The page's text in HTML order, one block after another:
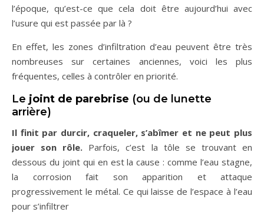
l’époque, qu’est-ce que cela doit être aujourd’hui avec
l’usure qui est passée par là ?
En effet, les zones d’infiltration d’eau peuvent être très
nombreuses sur certaines anciennes, voici les plus
fréquentes, celles à contrôler en priorité.
Le joint de parebrise (ou de lunette
arrière)
Il finit par durcir, craqueler, s’abîmer et ne peut plus
jouer son rôle. Parfois, c’est la tôle se trouvant en
dessous du joint qui en est la cause : comme l’eau stagne,
la corrosion fait son apparition et attaque
progressivement le métal. Ce qui laisse de l’espace à l’eau
pour s’infiltrer